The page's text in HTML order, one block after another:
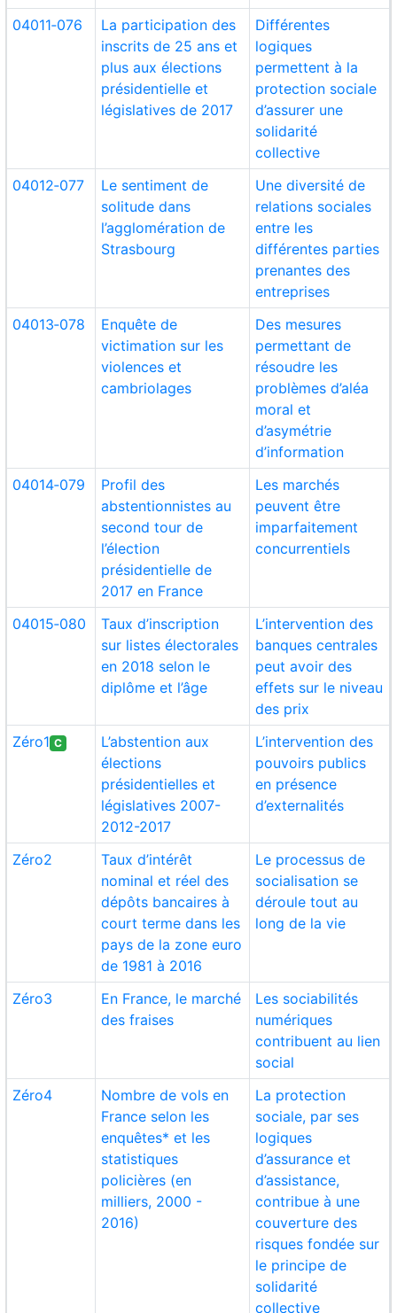
04011‑076
La participation des
inscrits de 25 ans et
plus aux élections
présidentielle et
législatives de 2017
Différentes
logiques
permettent à la
protection sociale
d’assurer une
solidarité
collective
04012‑077
Le sentiment de
solitude dans
l’agglomération de
Strasbourg
Une diversité de
relations sociales
entre les
différentes parties
prenantes des
entreprises
04013‑078
Enquête de
victimation sur les
violences et
cambriolages
Des mesures
permettant de
résoudre les
problèmes d’aléa
moral et
d’asymétrie
d’information
04014‑079
Profil des
abstentionnistes au
second tour de
l’élection
présidentielle de
2017 en France
Les marchés
peuvent être
imparfaitement
concurrentiels
04015‑080
Taux d’inscription
sur listes électorales
en 2018 selon le
diplôme et l’âge
L’intervention des
banques centrales
peut avoir des
effets sur le niveau
des prix
Zéro1 C
L’abstention aux
élections
présidentielles et
législatives 2007-
2012-2017
L’intervention des
pouvoirs publics
en présence
d’externalités
Zéro2
Taux d’intérêt
nominal et réel des
dépôts bancaires à
court terme dans les
pays de la zone euro
de 1981 à 2016
Le processus de
socialisation se
déroule tout au
long de la vie
Zéro3
En France, le marché
des fraises
Les sociabilités
numériques
contribuent au lien
social
Zéro4
Nombre de vols en
France selon les
enquêtes* et les
statistiques
policières (en
milliers, 2000 -
2016)
La protection
sociale, par ses
logiques
d’assurance et
d’assistance,
contribue à une
couverture des
risques fondée sur
le principe de
solidarité
collective